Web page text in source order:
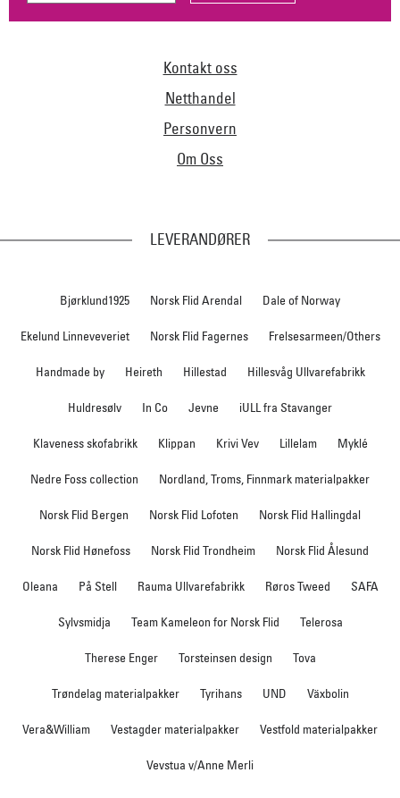
Kontakt oss
Netthandel
Personvern
Om Oss
LEVERANDØRER
Bjørklund1925 Norsk Flid Arendal Dale of Norway
Ekelund Linneveveriet Norsk Flid Fagernes Frelsesarmeen/Others
Handmade by Heireth Hillestad Hillesvåg Ullvarefabrikk
Huldresølv In Co Jevne iULL fra Stavanger
Klaveness skofabrikk Klippan Krivi Vev Lillelam Myklé
Nedre Foss collection Nordland, Troms, Finnmark materialpakker
Norsk Flid Bergen Norsk Flid Lofoten Norsk Flid Hallingdal
Norsk Flid Hønefoss Norsk Flid Trondheim Norsk Flid Ålesund
Oleana På Stell Rauma Ullvarefabrikk Røros Tweed SAFA
Sylvsmidja Team Kameleon for Norsk Flid Telerosa
Therese Enger Torsteinsen design Tova
Trøndelag materialpakker Tyrihans UND Växbolin
Vera&William Vestagder materialpakker Vestfold materialpakker
Vevstua v/Anne Merli